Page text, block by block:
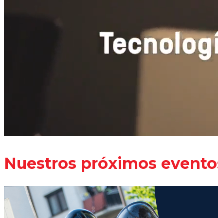
Nuestros próximos